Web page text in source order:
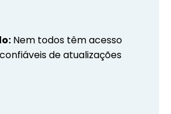
Nem todos têm acesso
de atualizações